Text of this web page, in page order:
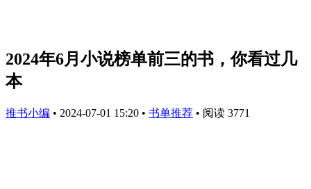
2024年6月小说榜单前三的书，你看过几
本
推书小编 • 2024-07-01 15:20 • 书单推荐 • 阅读 3771